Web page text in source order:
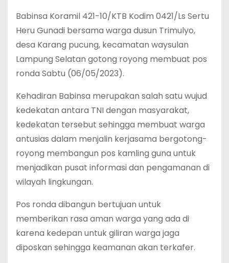
Babinsa Koramil 421-10/KTB Kodim 0421/Ls Sertu
Heru Gunadi bersama warga dusun Trimulyo,
desa Karang pucung, kecamatan waysulan
Lampung Selatan gotong royong membuat pos
ronda Sabtu (06/05/2023).
Kehadiran Babinsa merupakan salah satu wujud
kedekatan antara TNI dengan masyarakat,
kedekatan tersebut sehingga membuat warga
antusias dalam menjalin kerjasama bergotong-
royong membangun pos kamling guna untuk
menjadikan pusat informasi dan pengamanan di
wilayah lingkungan.
Pos ronda dibangun bertujuan untuk
memberikan rasa aman warga yang ada di
karena kedepan untuk giliran warga jaga
diposkan sehingga keamanan akan terkafer.